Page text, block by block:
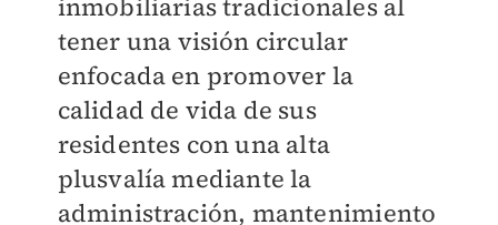
inmobiliarias tradicionales al
tener una visión circular
enfocada en promover la
calidad de vida de sus
residentes con una alta
plusvalía mediante la
administración, mantenimiento